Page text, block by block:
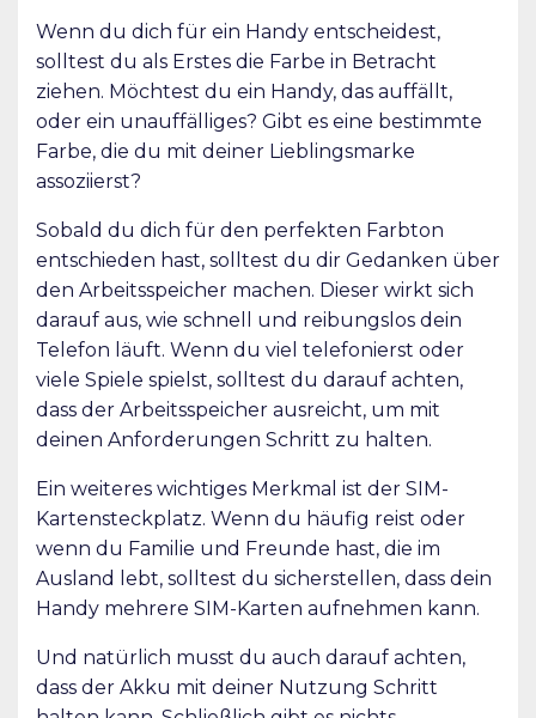
Wenn du dich für ein Handy entscheidest,
solltest du als Erstes die Farbe in Betracht
ziehen. Möchtest du ein Handy, das auffällt,
oder ein unauffälliges? Gibt es eine bestimmte
Farbe, die du mit deiner Lieblingsmarke
assoziierst?
Sobald du dich für den perfekten Farbton
entschieden hast, solltest du dir Gedanken über
den Arbeitsspeicher machen. Dieser wirkt sich
darauf aus, wie schnell und reibungslos dein
Telefon läuft. Wenn du viel telefonierst oder
viele Spiele spielst, solltest du darauf achten,
dass der Arbeitsspeicher ausreicht, um mit
deinen Anforderungen Schritt zu halten.
Ein weiteres wichtiges Merkmal ist der SIM-
Kartensteckplatz. Wenn du häufig reist oder
wenn du Familie und Freunde hast, die im
Ausland lebt, solltest du sicherstellen, dass dein
Handy mehrere SIM-Karten aufnehmen kann.
Und natürlich musst du auch darauf achten,
dass der Akku mit deiner Nutzung Schritt